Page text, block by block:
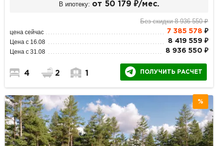
В ипотеку: от 50 179 ₽/мес.
Без скидки 8 936 550 ₽
цена сейчас 7 385 578 ₽
Цена с 16.08 8 419 559 ₽
Цена с 31.08 8 936 550 ₽
4 2 1 ПОЛУЧИТЬ РАСЧЕТ
%